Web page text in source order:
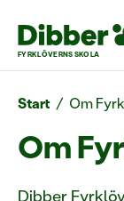
FYRKLÖVERNS SKOLA
Start / Om
Om
Dibber